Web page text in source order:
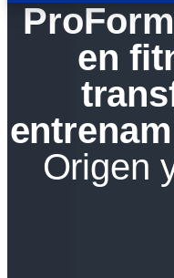
en
Origen